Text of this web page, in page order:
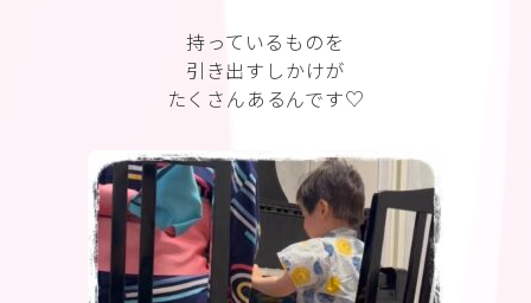
持っているものを
引き出すしかけが
たくさんあるんです♡